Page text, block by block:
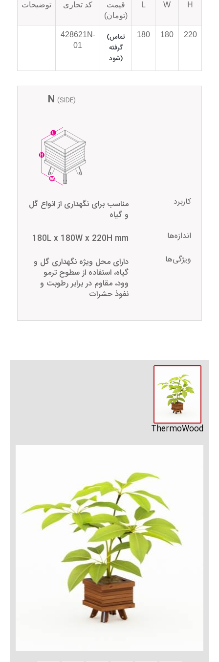
H
W
L
قیمت
(تومان)
کد تجاری توضیحات
220
180
180
(تماس
گرفته
شود)
428621N-
01
N (SIDE)
کاربرد
مناسب برای نگهداری از انواع گل
و گیاه
اندازه‌ها
180L x 180W x 220H mm
ویژگی‌ها
دارای محل ویژه نگهداری گل و
گیاه، استفاده از سطوح ترمو
وود، مقاوم در برابر رطوبت و
نفوذ حشرات
ThermoWood